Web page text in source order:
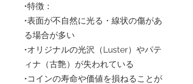
•特徴：
•表面が不自然に光る・線状の傷があ
る場合が多い
•オリジナルの光沢（Luster）やパテ
ィナ（古艶）が失われている
•コインの寿命や価値を損ねることが